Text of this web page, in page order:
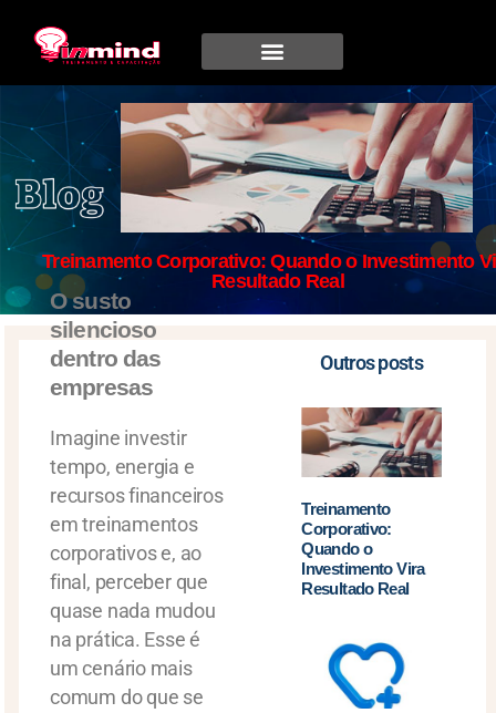
Treinamento Corporativo: Quando o Investimento
Resultado Real
O susto
silencioso
dentro das
empresas
Imagine investir
tempo, energia e
recursos financeiros
em treinamentos
corporativos e, ao
final, perceber que
quase nada mudou
na prática. Esse é
um cenário mais
comum do que se
Outros posts
Treinamento
Corporativo:
Quando o
Investimento Vira
Resultado Real